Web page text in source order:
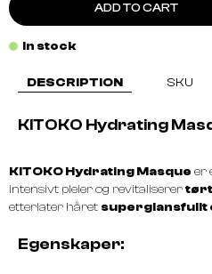
ADD TO CART
In stock
DESCRIPTION SKU
KITOKO Hydrating
KITOKO Hydrating Masque er
intensivt pleier og revitaliserertørt
etterlater håret superglansfullt
Egenskaper: